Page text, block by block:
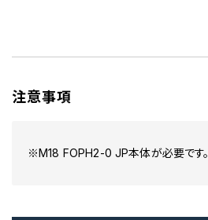
注意事項
※M18 FOPH2-0 JP本体が必要です。